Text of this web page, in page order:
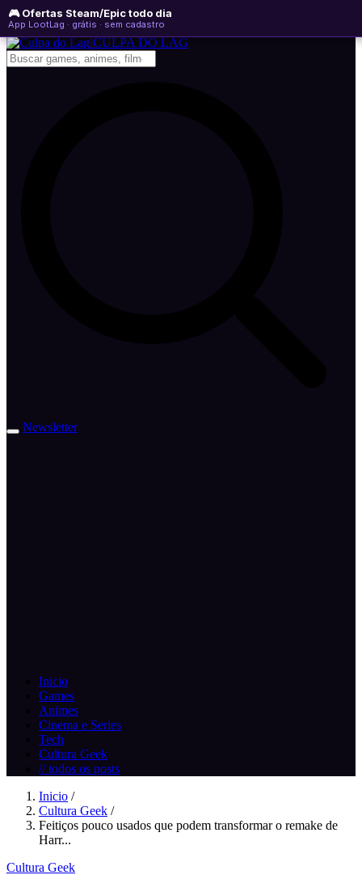
🎮 Ofertas Steam/Epic todo dia
App LootLag · grátis · sem cadastro
sexta-feira, 07 de agosto de 2026
Newsletter
CULPA DO LAG
Newsletter
Inicio
Games
Animes
Cinema e Series
Tech
Cultura Geek
// todos os posts
Inicio /
Cultura Geek /
Feitiços pouco usados que podem transformar o remake de
Harr...
Cultura Geek